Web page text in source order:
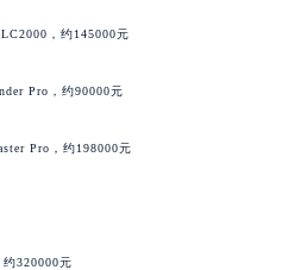
，约145000元
Pro，约90000元
Pro，约198000元
约320000元